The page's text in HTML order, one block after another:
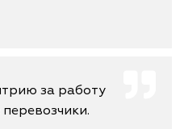
за работу